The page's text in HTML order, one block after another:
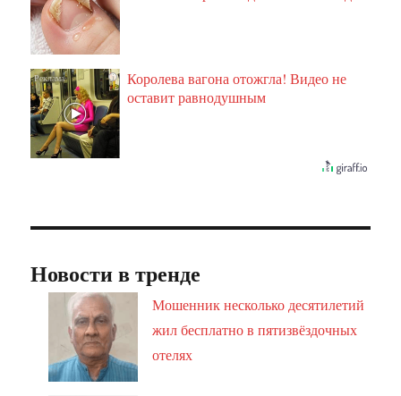
i
Королева вагона отожгла! Видео не
оставит равнодушным
Новости в тренде
Мошенник несколько десятилетий
жил бесплатно в пятизвёздочных
отелях